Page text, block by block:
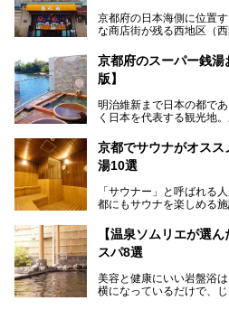
京都府の日本海側に位置
な商店街が残る西地区（
ます。今回案内するのは
出湯」と「若の湯」。い
れた歴史ある建物であり
漁師町や商店街で働く人
ます。
───
この記事は京都府舞鶴市
京都府のスーパー銭
版】
明治維新まで日本の都で
く日本を代表する観光地
今回は、そんな京都府で
湯を紹介します。
部でレジャー気分を満喫
ー銭湯を探してみてくだ
京都でサウナがオス
湯10選
「サウナー」と呼ばれる
都にもサウナを楽しめる
自分の好きなサウナを探
ナを体感してみたいです
のある温浴施設を紹介し
【温泉ソムリエが選
スパ8選
美容と健康にいい岩盤浴
横になっているだけで、